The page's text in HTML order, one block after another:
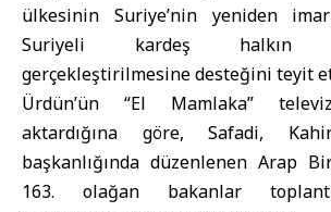
ülkesinin Suriye’nin yeniden
Suriyeli kardeş halkın
gerçekleştirilmesine desteğini teyit
Ürdün’ün “El Mamlaka”
aktardığına göre, Safadi,
başkanlığında düzenlenen Arap
163. olağan bakanlar